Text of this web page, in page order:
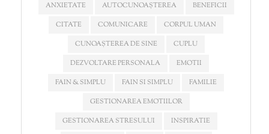
ANXIETATE
AUTOCUNOAȘTEREA
BENEFICII
CITATE
COMUNICARE
CORPUL UMAN
CUNOAȘTEREA DE SINE
CUPLU
DEZVOLTARE PERSONALA
EMOTII
FAIN & SIMPLU
FAIN SI SIMPLU
FAMILIE
GESTIONAREA EMOTIILOR
GESTIONAREA STRESULUI
INSPIRATIE